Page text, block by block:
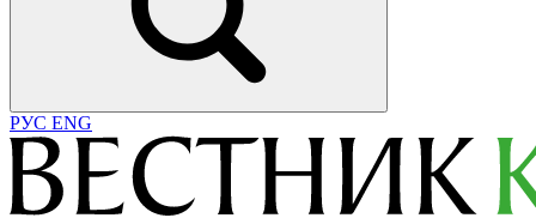
РУС ENG